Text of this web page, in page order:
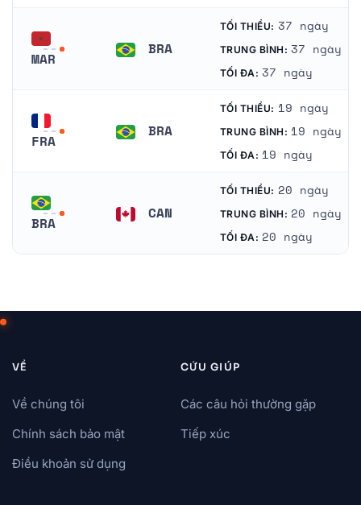
MAR
BRA
TỐI THIỂU: 37 ngày
TRUNG BÌNH: 37 ngày
TỐI ĐA: 37 ngày
FRA
BRA
TỐI THIỂU: 19 ngày
TRUNG BÌNH: 19 ngày
TỐI ĐA: 19 ngày
BRA
CAN
TỐI THIỂU: 20 ngày
TRUNG BÌNH: 20 ngày
TỐI ĐA: 20 ngày
VỀ
Về chúng tôi
Chính sách bảo mật
Điều khoản sử dụng
CỨU GIÚP
Các câu hỏi thường gặp
Tiếp xúc